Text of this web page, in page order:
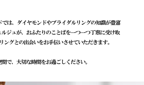
は、ダイヤモンドやブライダルリングの知識が豊富
ジュが、おふたりのことばを一つ一つ丁寧に受け取
ングとの出会いをお手伝いさせていただきます。
で、大切な時間をお過ごしください。